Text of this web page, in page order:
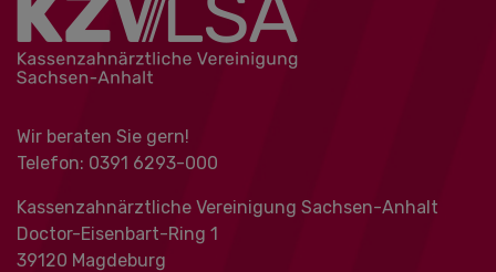
Wir beraten Sie gern!
Telefon: 0391 ‍6293-000
Kassenzahnärztliche Vereinigung Sachsen-Anhalt
Doctor-Eisenbart-Ring 1
39120 Magdeburg